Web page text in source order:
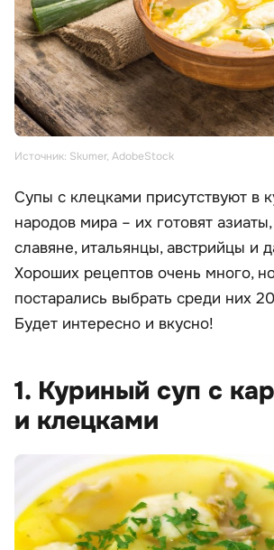
Источник: Skumer, AdobeStock
Супы с клецками присутствуют в
народов мира – их готовят
славяне, итальянцы, австрийцы и
Хороших рецептов очень много,
постарались выбрать среди них
Будет интересно и вкусно!
1. Куриный суп с
и клецками